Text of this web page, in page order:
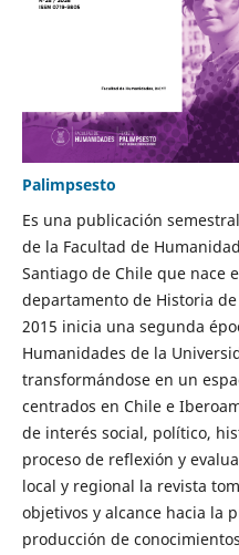
Palimpsesto
Es una publicación
de la Facultad de
Santiago de Chile que nace
departamento de Historia
2015 inicia una segunda
Humanidades de la
transformándose en un
centrados en Chile e
de interés social, político,
proceso de reflexión y
local y regional la revista
objetivos y alcance hacia la
producción de